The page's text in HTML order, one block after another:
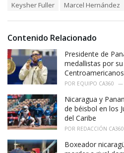
i
s
:
Keysher Fuller
Marcel Hernández
Contenido Relacionado
Presidente de
medallistas por
POR EQUIPO CA360
Nicaragua y
de béisbol en los
del Caribe
POR REDACCIÓN CA360
Boxeador